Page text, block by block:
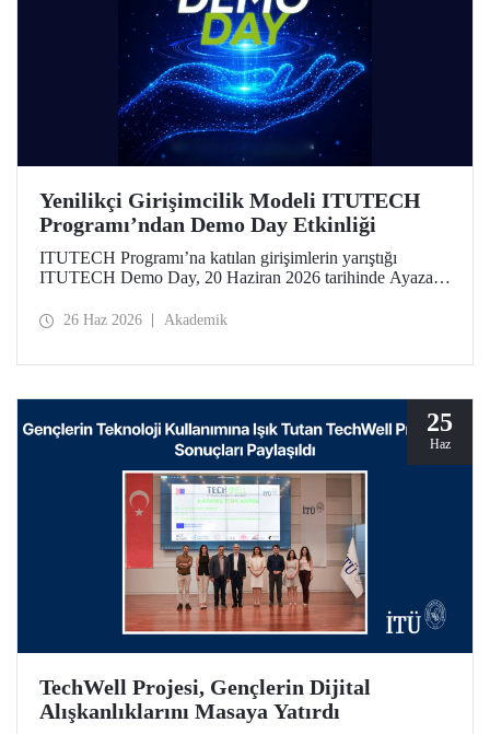
Yenilikçi Girişimcilik Modeli ITUTECH
Programı’ndan Demo Day Etkinliği
ITUTECH Programı’na katılan girişimlerin yarıştığı
ITUTECH Demo Day, 20 Haziran 2026 tarihinde Ayazağa
Merkezi’nde düzenlendi.
26 Haz 2026 Akademik
25
Haz
TechWell Projesi, Gençlerin Dijital
Alışkanlıklarını Masaya Yatırdı